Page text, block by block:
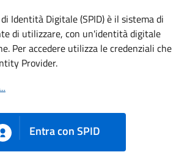
Identità Digitale (SPID) è il sistema di
di utilizzare, con un'identità digitale
Per accedere utilizza le credenziali che
Provider.
Entra con SPID